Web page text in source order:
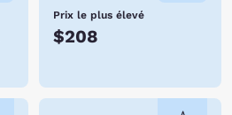
Prix le plus élevé
$208